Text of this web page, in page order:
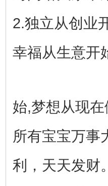
2.独立从创业
幸福从生意开
始,梦想从现
所有宝宝万事
利，天天发财。